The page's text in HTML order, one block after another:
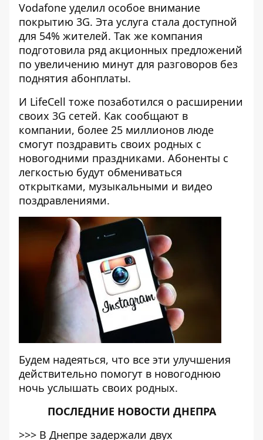
Vodafone уделил особое внимание
покрытию 3G. Эта услуга стала доступной
для 54% жителей. Так же компания
подготовила ряд акционных предложений
по увеличению минут для разговоров без
поднятия абонплаты.
И LifeCell тоже позаботился о расширении
своих 3G сетей. Как сообщают в
компании, более 25 миллионов люде
смогут поздравить своих родных с
новогодними праздниками. Абоненты с
легкостью будут обмениваться
открытками, музыкальными и видео
поздравлениями.
Будем надеяться, что все эти улучшения
действительно помогут в новогоднюю
ночь услышать своих родных.
ПОСЛЕДНИЕ НОВОСТИ ДНЕПРА
>>> В Днепре задержали двух